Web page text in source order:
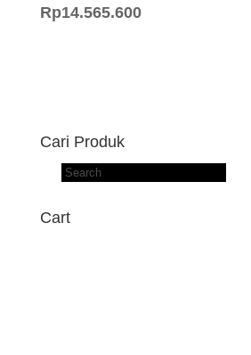
Rp14.565.600
Cari Produk
Products
Cart